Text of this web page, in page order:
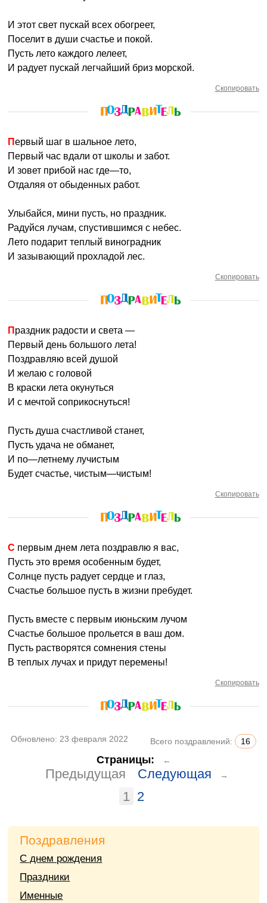
И этот свет пускай всех обогреет,
Поселит в души счастье и покой.
Пусть лето каждого лелеет,
И радует пускай легчайший бриз морской.
Скопировать
Первый шаг в шальное лето,
Первый час вдали от школы и забот.
И зовет прибой нас где—то,
Отдаляя от обыденных работ.
Улыбайся, мини пусть, но праздник.
Радуйся лучам, спустившимся с небес.
Лето подарит теплый виноградник
И зазывающий прохладой лес.
Скопировать
Праздник радости и света —
Первый день большого лета!
Поздравляю всей душой
И желаю с головой
В краски лета окунуться
И с мечтой соприкоснуться!
Пусть душа счастливой станет,
Пусть удача не обманет,
И по—летнему лучистым
Будет счастье, чистым—чистым!
Скопировать
С первым днем лета поздравлю я вас,
Пусть это время особенным будет,
Солнце пусть радует сердце и глаз,
Счастье большое пусть в жизни пребудет.
Пусть вместе с первым июньским лучом
Счастье большое прольется в ваш дом.
Пусть растворятся сомнения стены
В теплых лучах и придут перемены!
Скопировать
Обновлено: 23 февраля 2022 Всего поздравлений: 16
Страницы: ←
Предыдущая Следующая →
1 2
Поздравления
С днем рождения
Праздники
Именные